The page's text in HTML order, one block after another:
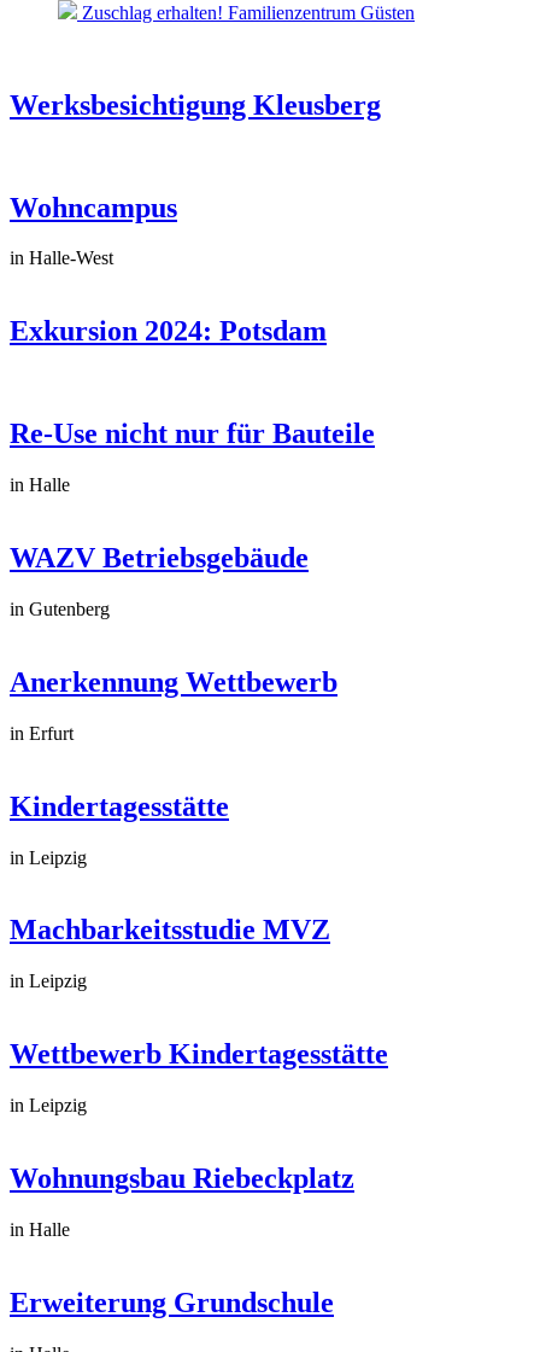
Zuschlag erhalten! Familienzentrum Güsten
Werksbesichtigung Kleusberg
Wohncampus
in Halle-West
Exkursion 2024: Potsdam
Re-Use nicht nur für Bauteile
in Halle
WAZV Betriebsgebäude
in Gutenberg
Anerkennung Wettbewerb
in Erfurt
Kindertagesstätte
in Leipzig
Machbarkeitsstudie MVZ
in Leipzig
Wettbewerb Kindertagesstätte
in Leipzig
Wohnungsbau Riebeckplatz
in Halle
Erweiterung Grundschule